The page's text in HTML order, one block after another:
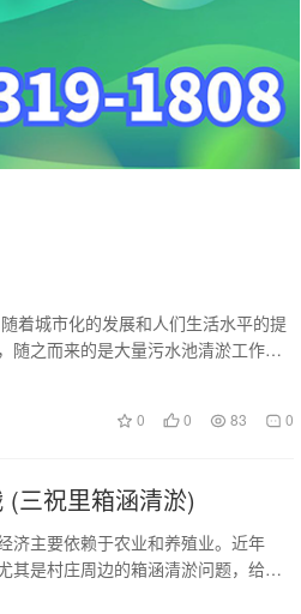
着城市化的发展和人们生活水平的提
随之而来的是大量污水池清淤工作，
0 0 83 0
三祝里箱涵清淤)
济主要依赖于农业和养殖业。近年
其是村庄周边的箱涵清淤问题，给当